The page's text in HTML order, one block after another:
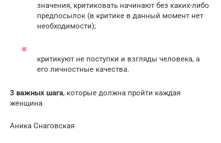
значения, критиковать начинают без каких-либо
предпосылок (в критике в данный момент нет
необходимости);
критикуют не поступки и взгляды человека, а
его личностные качества.
3 важных шага, которые должна пройти каждая
женщина
Аника Снаговская